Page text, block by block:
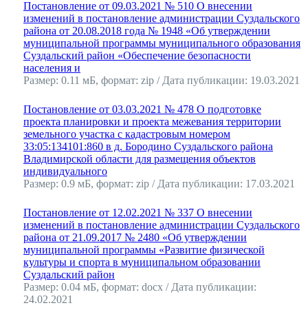
Постановление от 09.03.2021 № 510 О внесении
изменений в постановление администрации Суздальского
района от 20.08.2018 года № 1948 «Об утверждении
муниципальной программы муниципального образования
Суздальский район «Обеспечение безопасности
населения и
Размер: 0.11 мБ, формат: zip / Дата публикации: 19.03.2021
Постановление от 03.03.2021 № 478 О подготовке
проекта планировки и проекта межевания территории
земельного участка с кадастровым номером
33:05:134101:860 в д. Бородино Суздальского района
Владимирской области для размещения объектов
индивидуального
Размер: 0.9 мБ, формат: zip / Дата публикации: 17.03.2021
Постановление от 12.02.2021 № 337 О внесении
изменений в постановление администрации Суздальского
района от 21.09.2017 № 2480 «Об утверждении
муниципальной программы «Развитие физической
культуры и спорта в муниципальном образовании
Суздальский район
Размер: 0.04 мБ, формат: docx / Дата публикации:
24.02.2021